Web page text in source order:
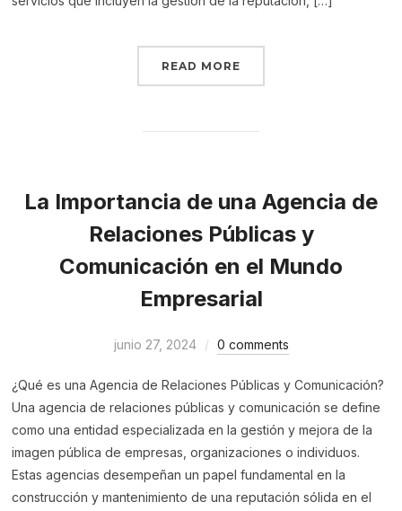
READ MORE
La Importancia de una Agencia de
Relaciones Públicas y
Comunicación en el Mundo
Empresarial
junio 27, 2024 0 comments
¿Qué es una Agencia de Relaciones Públicas y Comunicación?
Una agencia de relaciones públicas y comunicación se define
como una entidad especializada en la gestión y mejora de la
imagen pública de empresas, organizaciones o individuos.
Estas agencias desempeñan un papel fundamental en la
construcción y mantenimiento de una reputación sólida en el